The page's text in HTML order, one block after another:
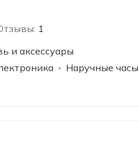
1
и аксессуары
Наручные часы